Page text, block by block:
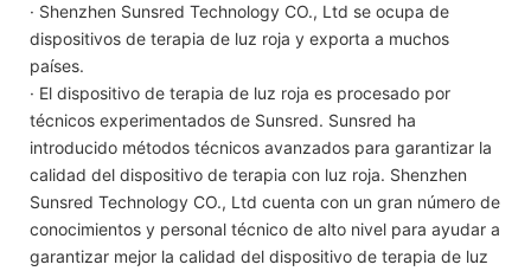
· Shenzhen Sunsred Technology CO., Ltd se ocupa de
dispositivos de terapia de luz roja y exporta a muchos
países.
· El dispositivo de terapia de luz roja es procesado por
técnicos experimentados de Sunsred. Sunsred ha
introducido métodos técnicos avanzados para garantizar la
calidad del dispositivo de terapia con luz roja. Shenzhen
Sunsred Technology CO., Ltd cuenta con un gran número de
conocimientos y personal técnico de alto nivel para ayudar a
garantizar mejor la calidad del dispositivo de terapia de luz